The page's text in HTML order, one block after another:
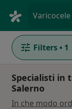
Varicocele
Filters • 1
Specialisti in
Salerno
In che modo